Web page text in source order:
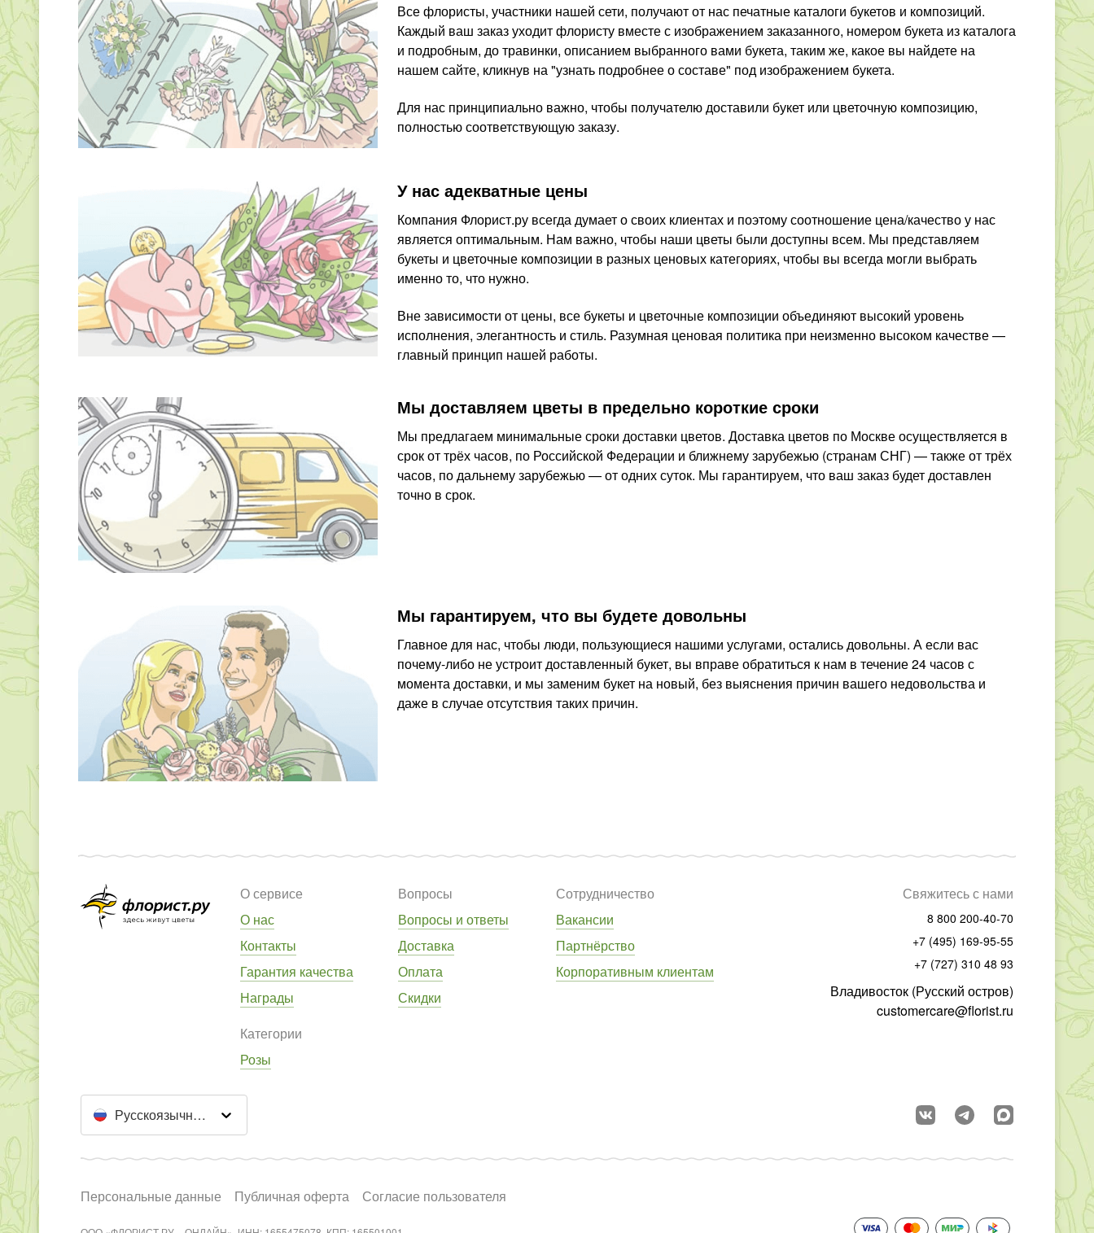
Все флористы, участники нашей сети, получают от нас печатные каталоги букетов и композиций.
Каждый ваш заказ уходит флористу вместе с изображением заказанного, номером букета из каталога
и подробным, до травинки, описанием выбранного вами букета, таким же, какое вы найдете на
нашем сайте, кликнув на "узнать подробнее о составе" под изображением букета.
Для нас принципиально важно, чтобы получателю доставили букет или цветочную композицию,
полностью соответствующую заказу.
У нас адекватные цены
Компания Флорист.ру всегда думает о своих клиентах и поэтому соотношение цена/качество у нас
является оптимальным. Нам важно, чтобы наши цветы были доступны всем. Мы представляем
букеты и цветочные композиции в разных ценовых категориях, чтобы вы всегда могли выбрать
именно то, что нужно.
Вне зависимости от цены, все букеты и цветочные композиции объединяют высокий уровень
исполнения, элегантность и стиль. Разумная ценовая политика при неизменно высоком качестве —
главный принцип нашей работы.
Мы доставляем цветы в предельно короткие сроки
Мы предлагаем минимальные сроки доставки цветов. Доставка цветов по Москве осуществляется в
срок от трёх часов, по Российской Федерации и ближнему зарубежью (странам СНГ) — также от трёх
часов, по дальнему зарубежью — от одних суток. Мы гарантируем, что ваш заказ будет доставлен
точно в срок.
Мы гарантируем, что вы будете довольны
Главное для нас, чтобы люди, пользующиеся нашими услугами, остались довольны. А если вас
почему-либо не устроит доставленный букет, вы вправе обратиться к нам в течение 24 часов с
момента доставки, и мы заменим букет на новый, без выяснения причин вашего недовольства и
даже в случае отсутствия таких причин.
О сервисе
О нас
Контакты
Гарантия качества
Награды
Вопросы
Вопросы и ответы
Доставка
Оплата
Скидки
Сотрудничество
Вакансии
Партнёрство
Корпоративным клиентам
Категории
Розы
Свяжитесь с нами
8 800 200-40-70
+7 (495) 169-95-55
+7 (727) 310 48 93
Владивосток (Русский остров)
customercare@florist.ru
Русскоязычный сайт
Персональные данные Публичная оферта Согласие пользователя